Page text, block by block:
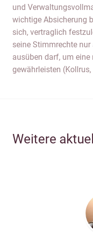
und
wichtige Absicherung
sich, vertraglich
seine Stimmrechte
ausüben darf, um
gewährleisten (Kollrus,
Weitere